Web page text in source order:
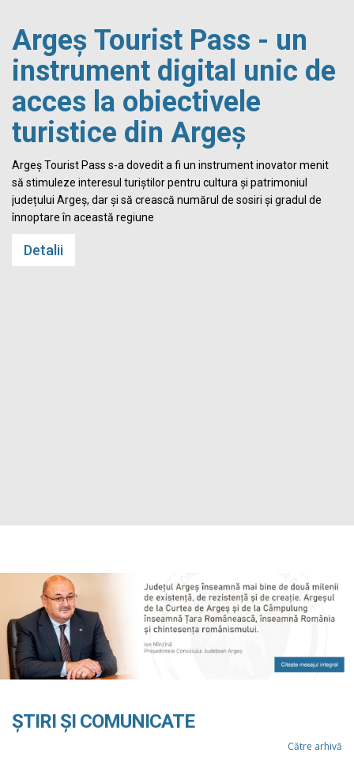
Argeș Tourist Pass - un
instrument digital unic de
acces la obiectivele
turistice din Argeș
Argeș Tourist Pass s-a dovedit a fi un instrument inovator menit
să stimuleze interesul turiștilor pentru cultura și patrimoniul
județului Argeș, dar și să crească numărul de sosiri și gradul de
înnoptare în această regiune
Detalii
ȘTIRI ȘI COMUNICATE
Către arhivă